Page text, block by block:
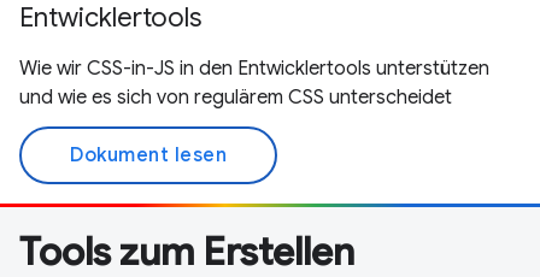
Entwicklertools
Wie wir CSS-in-JS in den Entwicklertools unterstützen
und wie es sich von regulärem CSS unterscheidet
Dokument lesen
Tools zum Erstellen